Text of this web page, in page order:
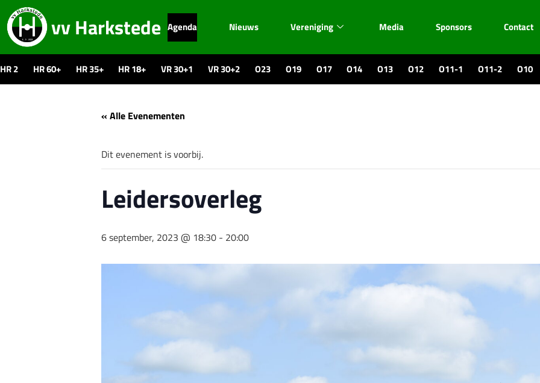
vv Harkstede Agenda Nieuws Vereniging Media Sponsors Contact
HR 2 HR 60+ HR 35+ HR 18+ VR 30+1 VR 30+2 O23 O19 O17 O14 O13 O12 O11-1 O11-2 O10
« Alle Evenementen
Dit evenement is voorbij.
Leidersoverleg
6 september, 2023 @ 18:30 - 20:00